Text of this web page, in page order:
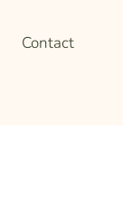
Contact